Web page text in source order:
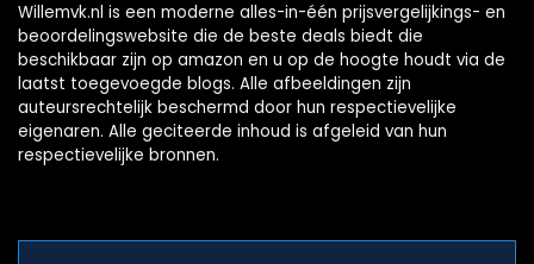
Willemvk.nl is een moderne alles-in-één prijsvergelijkings- en
beoordelingswebsite die de beste deals biedt die
beschikbaar zijn op amazon en u op de hoogte houdt via de
laatst toegevoegde blogs. Alle afbeeldingen zijn
auteursrechtelijk beschermd door hun respectievelijke
eigenaren. Alle geciteerde inhoud is afgeleid van hun
respectievelijke bronnen.